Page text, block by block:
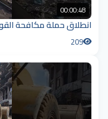
00:00:48
انطلاق حملة مكافحة
209